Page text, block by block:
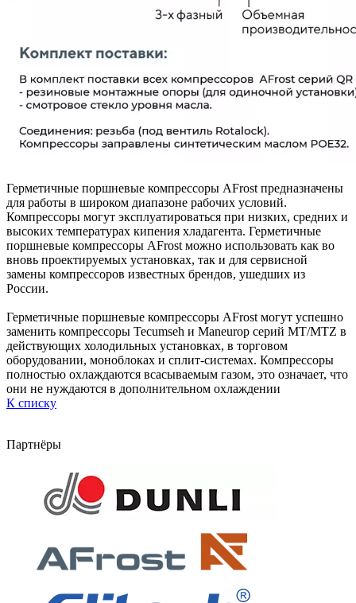
Герметичные поршневые компрессоры AFrost предназначены
для работы в широком диапазоне рабочих условий.
Компрессоры могут эксплуатироваться при низких, средних и
высоких температурах кипения хладагента. Герметичные
поршневые компрессоры AFrost можно использовать как во
вновь проектируемых установках, так и для сервисной
замены компрессоров известных брендов, ушедших из
России.
Герметичные поршневые компрессоры AFrost могут успешно
заменить компрессоры Tecumseh и Maneurop серий МТ/MTZ в
действующих холодильных установках, в торговом
оборудовании, моноблоках и сплит-системах. Компрессоры
полностью охлаждаются всасываемым газом, это означает, что
они не нуждаются в дополнительном охлаждении
К списку
Партнёры